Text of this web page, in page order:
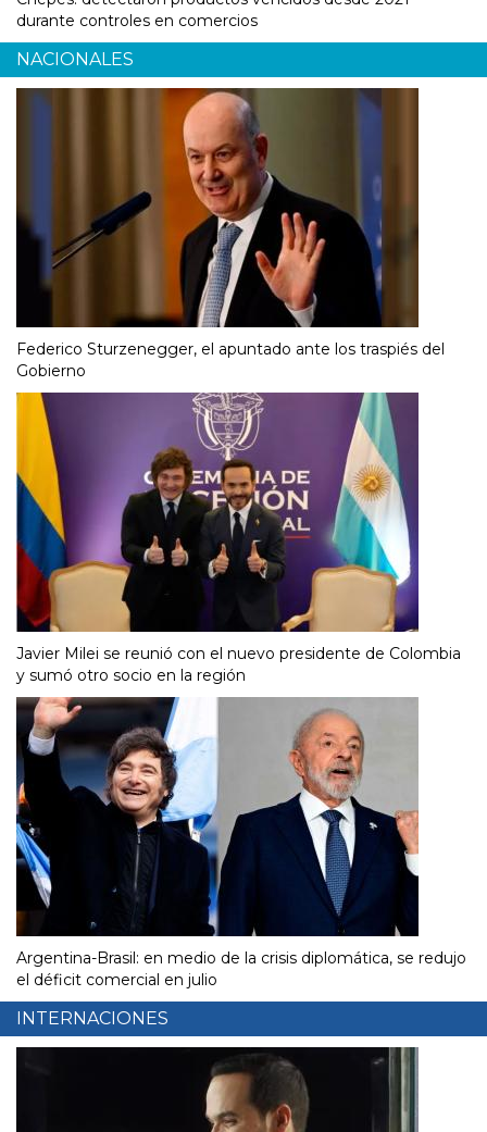
durante controles en comercios
NACIONALES
Federico Sturzenegger, el apuntado ante los traspiés del
Gobierno
Javier Milei se reunió con el nuevo presidente de Colombia
y sumó otro socio en la región
Argentina-Brasil: en medio de la crisis diplomática, se redujo
el déficit comercial en julio
INTERNACIONES